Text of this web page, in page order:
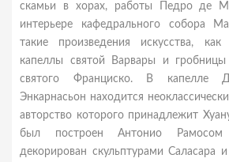
скамьи в хорах, работы Педро де
интерьере кафедрального собора
такие произведения искусства, как
капеллы святой Варвары и
святого Франциско. В капелле
Энкарнасьон находится
авторство которого принадлежит
был построен Антонио
декорирован скульптурами Саласара